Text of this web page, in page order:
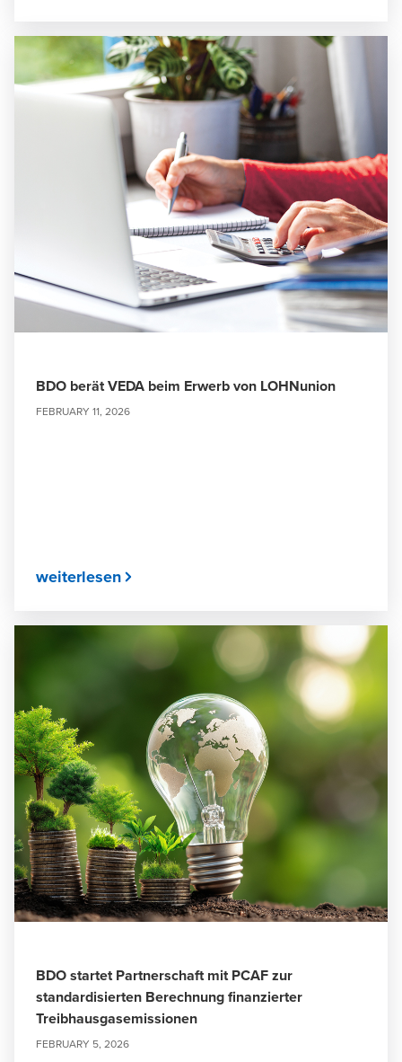
BDO berät VEDA beim Erwerb von LOHNunion
FEBRUARY 11, 2026
weiterlesen
BDO startet Partnerschaft mit PCAF zur
standardisierten Berechnung finanzierter
Treibhausgasemissionen
FEBRUARY 5, 2026